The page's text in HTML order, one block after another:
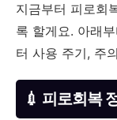
지금부터 피로회
록 할게요. 아래
터 사용 주기, 주
💉 피로회복